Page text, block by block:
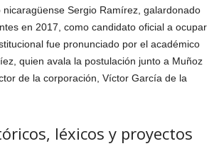
Sergio Ramírez, galardonado
en 2017, como candidato oficial a ocupar
fue pronunciado por el académico
quien avala la postulación junto a Muñoz
de la corporación, Víctor García de la
léxicos y proyectos